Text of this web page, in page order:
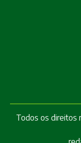
Todos os direitos